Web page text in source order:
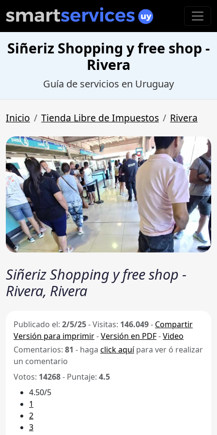
Siñeriz Shopping y free shop -
Rivera
Guía de servicios en Uruguay
Inicio Tienda Libre de Impuestos Rivera
Siñeriz Shopping y free shop -
Rivera, Rivera
Publicado el: 2/5/25-Visitas: 146.049- Compartir
Versión para imprimir-Versión en PDF-Video
Comentarios: 81 - haga click aquípara ver ó realizar
un comentario
Votos: 14268- Puntaje: 4.5
4.50/5
1
2
3